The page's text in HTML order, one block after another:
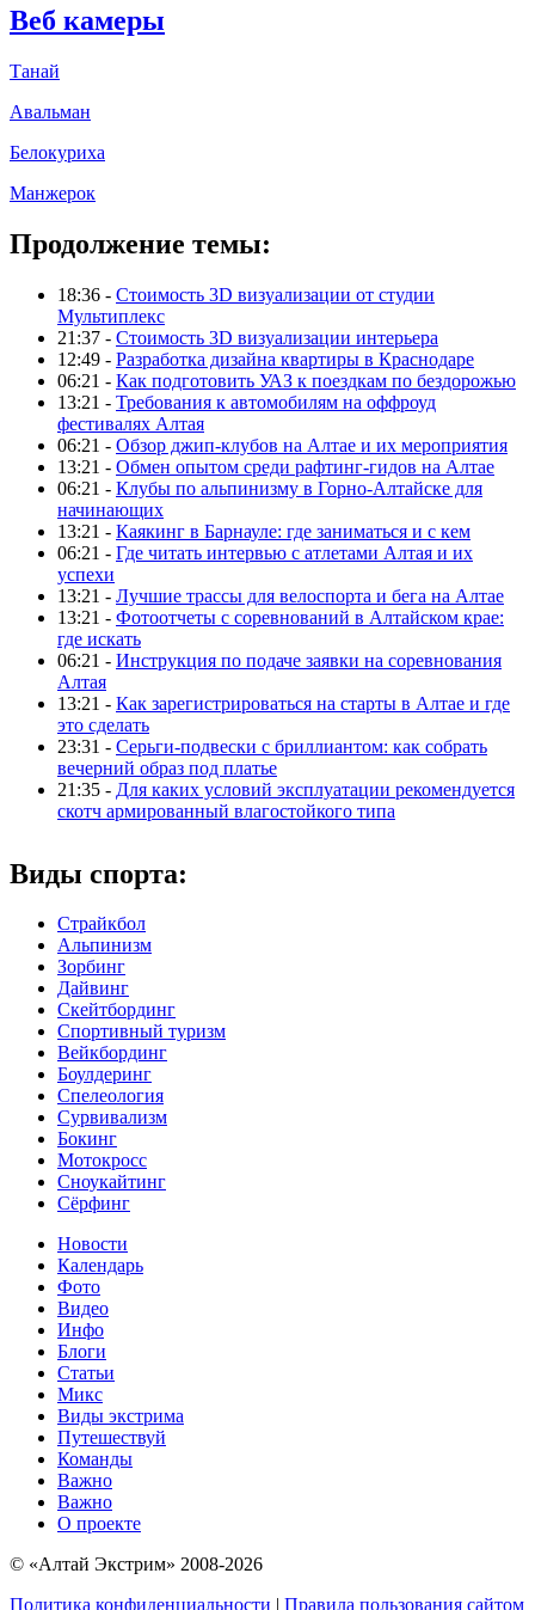
Веб камеры
Танай
Авальман
Белокуриха
Манжерок
Продолжение темы:
18:36 - Стоимость 3D визуализации от студии
Мультиплекс
21:37 - Стоимость 3D визуализации интерьера
12:49 - Разработка дизайна квартиры в Краснодаре
06:21 - Как подготовить УАЗ к поездкам по бездорожью
13:21 - Требования к автомобилям на оффроуд
фестивалях Алтая
06:21 - Обзор джип-клубов на Алтае и их мероприятия
13:21 - Обмен опытом среди рафтинг-гидов на Алтае
06:21 - Клубы по альпинизму в Горно-Алтайске для
начинающих
13:21 - Каякинг в Барнауле: где заниматься и с кем
06:21 - Где читать интервью с атлетами Алтая и их
успехи
13:21 - Лучшие трассы для велоспорта и бега на Алтае
13:21 - Фотоотчеты с соревнований в Алтайском крае:
где искать
06:21 - Инструкция по подаче заявки на соревнования
Алтая
13:21 - Как зарегистрироваться на старты в Алтае и где
это сделать
23:31 - Серьги-подвески с бриллиантом: как собрать
вечерний образ под платье
21:35 - Для каких условий эксплуатации рекомендуется
скотч армированный влагостойкого типа
Виды спорта:
Страйкбол
Альпинизм
Зорбинг
Дайвинг
Скейтбординг
Спортивный туризм‎
Вейкбординг
Боулдеринг
Спелеология
Сурвивализм
Бокинг
Мотокросс
Сноукайтинг
Сёрфинг
Новости
Календарь
Фото
Видео
Инфо
Блоги
Статьи
Микс
Виды экстрима
Путешествуй
Команды
Важно
Важно
О проекте
© «Алтай Экстрим» 2008-2026
Политика конфиденциальности | Правила пользования сайтом